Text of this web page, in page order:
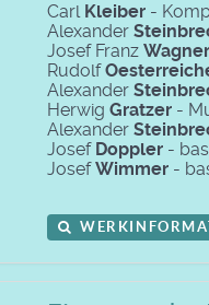
Carl Kleiber -
Alexander
Josef Franz Wagner
Rudolf
Alexander
Herwig Gratzer -
Alexander
Josef Doppler -
JosefWimmer -